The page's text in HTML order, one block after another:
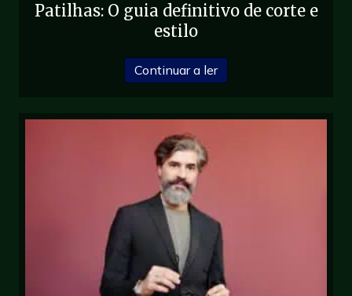
Patilhas: O guia definitivo de corte e
estilo
Continuar a ler